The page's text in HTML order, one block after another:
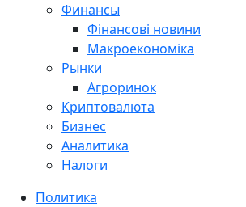
Финансы
Фінансові новини
Макроекономіка
Рынки
Агроринок
Криптовалюта
Бизнес
Аналитика
Налоги
Политика